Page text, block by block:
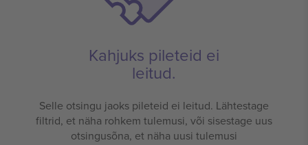
Kahjuks pileteid ei
leitud.
Selle otsingu jaoks pileteid ei leitud. Lähtestage
filtrid, et näha rohkem tulemusi, või sisestage uus
otsingusõna, et näha uusi tulemusi